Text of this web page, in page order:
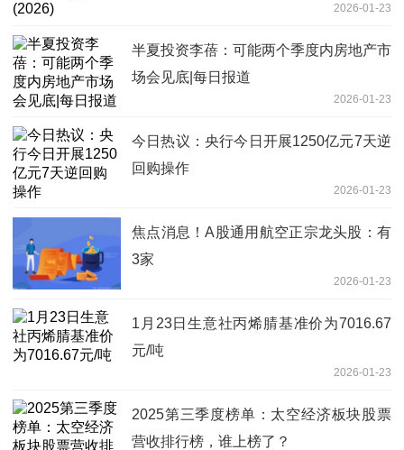
2026-01-23
半夏投资李蓓：可能两个季度内房地产市
场会见底|每日报道
2026-01-23
今日热议：央行今日开展1250亿元7天逆
回购操作
2026-01-23
焦点消息！A股通用航空正宗龙头股：有
3家
2026-01-23
1月23日生意社丙烯腈基准价为7016.67
元/吨
2026-01-23
2025第三季度榜单：太空经济板块股票
营收排行榜，谁上榜了？